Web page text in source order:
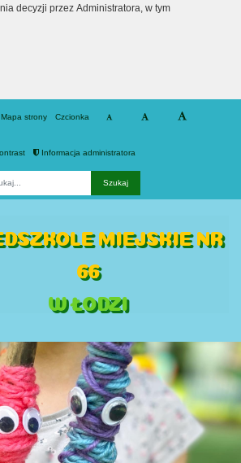
decyzji przez Administratora, w tym
strony Czcionka
Informacja administratora
MIEJSKIE NR
66
W ŁODZI